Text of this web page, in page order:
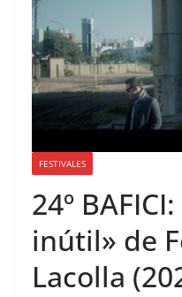
FESTIVALES
24º
inútil» de
Lacolla